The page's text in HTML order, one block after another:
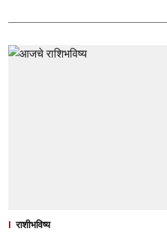
राशीभविष्य